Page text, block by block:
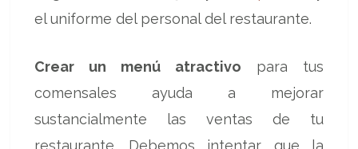
el uniforme del personal del restaurante.
Crear un menú atractivo para tus
comensales ayuda a mejorar
sustancialmente las ventas de tu
restaurante. Debemos intentar que la